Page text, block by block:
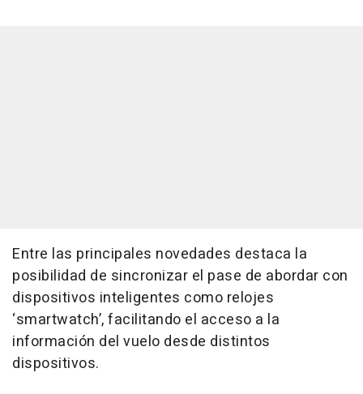
Entre las principales novedades destaca la
posibilidad de sincronizar el pase de abordar con
dispositivos inteligentes como relojes
‘smartwatch’, facilitando el acceso a la
información del vuelo desde distintos
dispositivos.